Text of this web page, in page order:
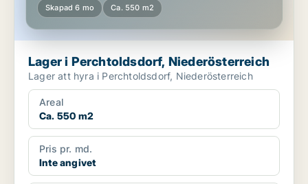
Skapad 6 mo Ca. 550 m2
Lager i Perchtoldsdorf, Niederösterreich
Lager att hyra i Perchtoldsdorf, Niederösterreich
Areal
Ca. 550 m2
Pris pr. md.
Inte angivet